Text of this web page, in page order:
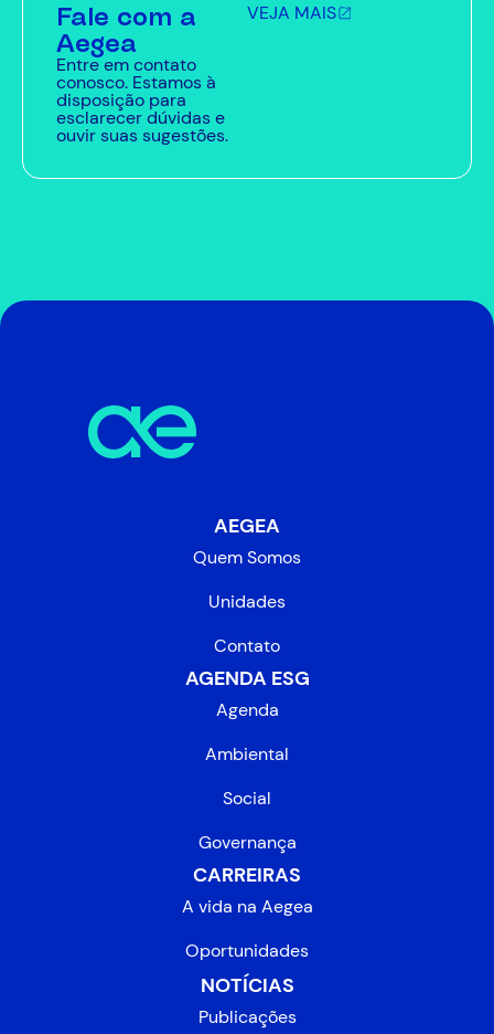
Fale com a
Aegea
Entre em contato
conosco. Estamos à
disposição para
esclarecer dúvidas e
ouvir suas sugestões.
VEJA MAIS
AEGEA
Quem Somos
Unidades
Contato
AGENDA ESG
Agenda
Ambiental
Social
Governança
CARREIRAS
A vida na Aegea
Oportunidades
NOTÍCIAS
Publicações